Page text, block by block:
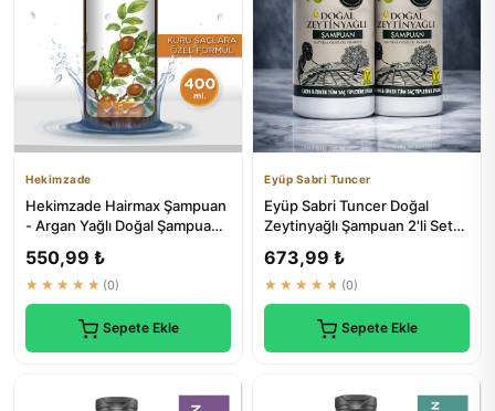
Hekimzade
Hekimzade Hairmax Şampuan
- Argan Yağlı Doğal Şampuan -
550,99 ₺
★★★★★ (0)
Sepete Ekle
Eyüp Sabri Tuncer
Eyüp Sabri Tuncer Doğal
Zeytinyağlı Şampuan 2'li Set
673,99 ₺
★★★★★ (0)
Sepete Ekle